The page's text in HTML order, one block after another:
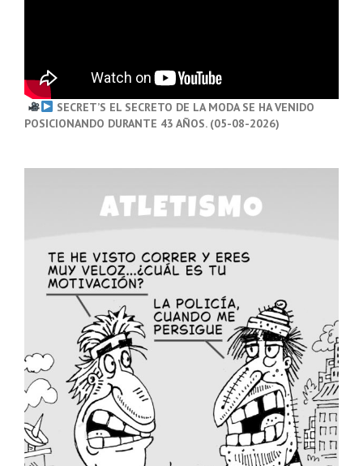
SECRET’S EL SECRETO DE LA MODA SE HA VENIDO
POSICIONANDO DURANTE 43 AÑOS. (05-08-2026)